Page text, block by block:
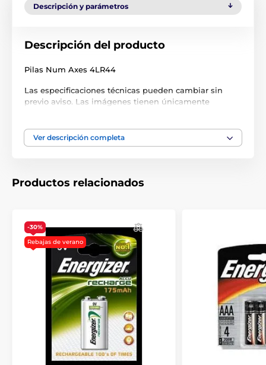
Descripción y parámetros
Descripción del producto
Pilas Num Axes 4LR44
Las especificaciones técnicas pueden cambiar sin
previo aviso. Las imágenes tienen únicamente
Accesorios Collares de adiestramiento
Ver descripción completa
Productos relacionados
-30%
Rebajas de verano